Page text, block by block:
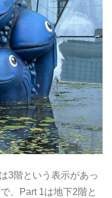
3階という表示があっ
、Part 1は地下2階と